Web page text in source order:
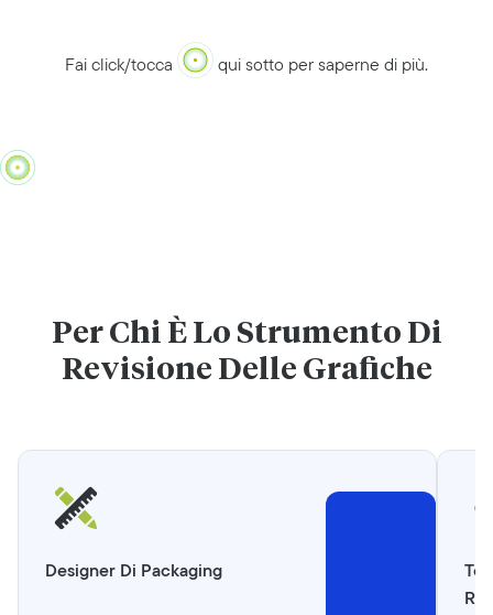
Fai click/tocca qui sotto per saperne di più.
Per Chi È Lo Strumento Di
Revisione Delle Grafiche
Designer Di Packaging